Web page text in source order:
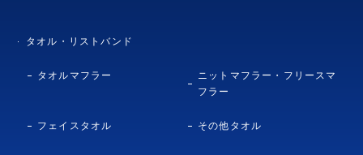
タオル・リストバンド
タオルマフラー
ニットマフラー・フリースマ
フラー
フェイスタオル その他タオル